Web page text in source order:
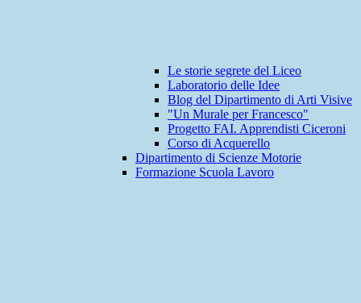
Le storie segrete del Liceo
Laboratorio delle Idee
Blog del Dipartimento di Arti Visive
"Un Murale per Francesco"
Progetto FAI. Apprendisti Ciceroni
Corso di Acquerello
Dipartimento di Scienze Motorie
Formazione Scuola Lavoro